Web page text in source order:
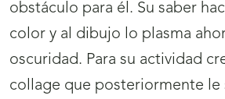
obstáculo para él. Su saber
color y al dibujo lo plasma
oscuridad. Para su actividad
collage que posteriormente le